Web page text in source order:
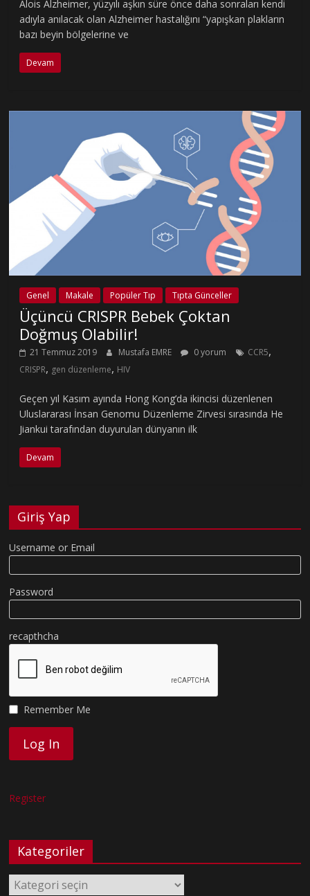
Alois Alzheimer, yüzyılı aşkın süre önce daha sonraları kendi
adıyla anılacak olan Alzheimer hastalığını “yapışkan plakların
bazı beyin bölgelerine ve
Devam
Genel Makale Popüler Tıp Tıpta Günceller
Üçüncü CRISPR Bebek Çoktan
Doğmuş Olabilir!
21 Temmuz 2019 Mustafa EMRE 0 yorum CCR5,
CRISPR, gen düzenleme, HIV
Geçen yıl Kasım ayında Hong Kong’da ikincisi düzenlenen
Uluslararası İnsan Genomu Düzenleme Zirvesi sırasında He
Jiankui tarafından duyurulan dünyanın ilk
Devam
Giriş Yap
Username or Email
Password
recapthcha
Remember Me
Register
Kategoriler
Kategoriler